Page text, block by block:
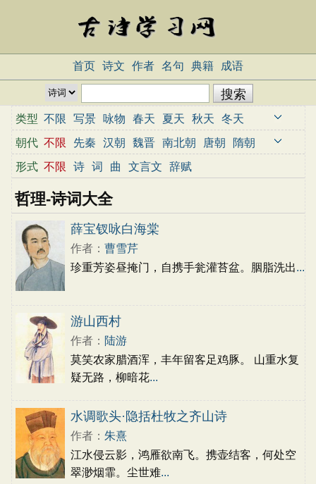
首页 诗文 作者 名句 典籍 成语
类型 不限 写景 咏物 春天 夏天 秋天
冬天
写雨
写雪 写风 写花 梅花 荷花
菊花
柳树 月亮 山水 写山 写水 长江
黄河
儿童 写鸟 写马 田园 边塞 地名 抒情
爱国 离别 送别
哲理 闺怨 悼亡 写人 老师 母亲 友情
战争
读书 惜时 婉约
节日
春节 元宵节
七夕节
中秋节 重阳节 忧国忧民
咏史怀古
古文观止
辞赋精选
初中文言文
高中文言文
唐诗三百首 古诗三百首 宋词三百首
朝代 不限 先秦 汉朝 魏晋 南北朝 唐朝
隋朝
宋朝
元朝 明朝 清朝 近代
形式 不限 诗 词 曲 文言文 辞赋
哲理-诗词大全
薛宝钗咏白海棠
作者： 曹雪芹
珍重芳姿昼掩门，自携手瓮灌苔盆。胭脂洗出...
游山西村
作者： 陆游
莫笑农家腊酒浑，丰年留客足鸡豚。 山重水复
疑无路，柳暗花...
水调歌头·隐括杜牧之齐山诗
作者： 朱熹
江水侵云影，鸿雁欲南飞。携壶结客，何处空
翠渺烟霏。尘世难...